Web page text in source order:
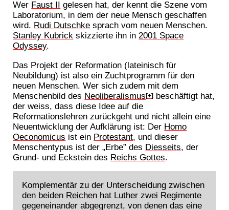
Wer Faust II gelesen hat, der kennt die Szene vom
Laboratorium, in dem der neue Mensch geschaffen
wird. Rudi Dutschke sprach vom neuen Menschen.
Stanley Kubrick skizzierte ihn in2001 Space
Odyssey.
Das Projekt der Reformation (lateinisch für
Neubildung) ist also ein Zuchtprogramm für den
neuen Menschen. Wer sich zudem mit dem
Menschenbild des Neoliberalismus[+] beschäftigt hat,
der weiss, dass diese Idee auf die
Reformationslehren zurückgeht und nicht allein eine
Neuentwicklung der Aufklärung ist: Der Homo
Oeconomicus ist ein Protestant, und dieser
Menschentypus ist der „Erbe” des Diesseits, der
Grund- und Eckstein des Reichs Gottes.
Komplementär zu der Unterscheidung zwischen
den beiden Reichenhat Lutherzwei Regimente
gegeneinander abgegrenzt, von denen das eine